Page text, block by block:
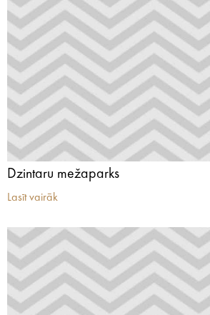
Dzintaru mežaparks
Lasīt vairāk